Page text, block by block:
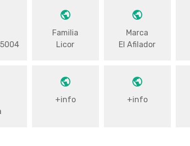
Familia
Licor
Marca
El Afilador
+info +info